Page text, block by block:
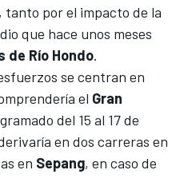
, tanto por el impacto de la
que hace unos meses
de Río Hondo.
se centran en
el Gran
del 15 al 17 de
en dos carreras en
en Sepang, en caso de